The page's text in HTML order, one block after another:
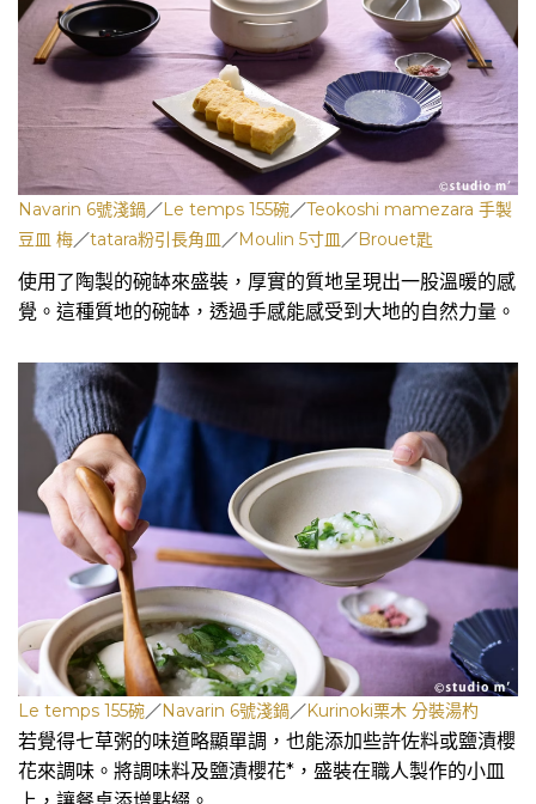
Navarin 6號淺鍋／Le temps 155碗／Teokoshi mamezara 手製
豆皿 梅／tatara粉引長角皿／Moulin 5寸皿／Brouet匙
使用了陶製的碗缽來盛裝，厚實的質地呈現出一股溫暖的感
覺。這種質地的碗缽，透過手感能感受到大地的自然力量。
Le temps 155碗／Navarin 6號淺鍋／Kurinoki栗木 分裝湯杓
若覺得七草粥的味道略顯單調，也能添加些許佐料或鹽漬櫻
花來調味。將調味料及鹽漬櫻花*，盛裝在職人製作的小皿